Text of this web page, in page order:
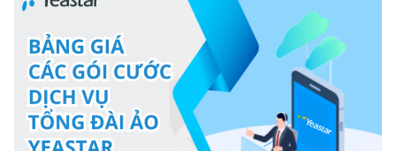
Tổng đài VoIP Yeastar S100
Tổng đài VoIP Yeastar S300
HOSTED PHONE SYSTEM
Tổng đài Yeastar Cloud